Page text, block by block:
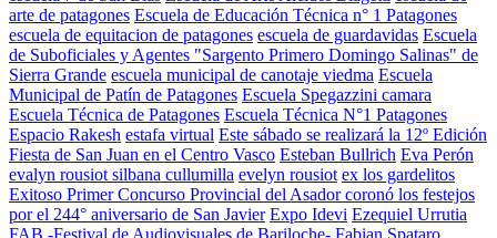
arte de patagones Escuela de Educación Técnica n° 1 Patagones
escuela de equitacion de patagones escuela de guardavidas Escuela
de Suboficiales y Agentes "Sargento Primero Domingo Salinas" de
Sierra Grande escuela municipal de canotaje viedma Escuela
Municipal de Patín de Patagones Escuela Spegazzini camara
Escuela Técnica de Patagones Escuela Técnica N°1 Patagones
Espacio Rakesh estafa virtual Este sábado se realizará la 12º Edición
Fiesta de San Juan en el Centro Vasco Esteban Bullrich Eva Perón
evalyn rousiot silbana cullumilla evelyn rousiot ex los gardelitos
Exitoso Primer Concurso Provincial del Asador coronó los festejos
por el 244° aniversario de San Javier Expo Idevi Ezequiel Urrutia
FAB -Festival de Audiovisuales de Bariloche- Fabian Spataro